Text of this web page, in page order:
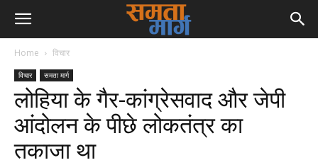
Home विचार
विचार समता मार्ग
लोहिया के गैर-कांग्रेसवाद और जेपी
आंदोलन के पीछे लोकतंत्र का
तकाजा था